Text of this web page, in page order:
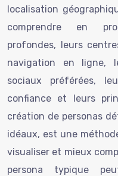
localisation
comprendre en
profondes, leurs
navigation en ligne,
sociaux préférées,
confiance et leurs
création de personas
idéaux, est une
visualiser et mieux
persona typique